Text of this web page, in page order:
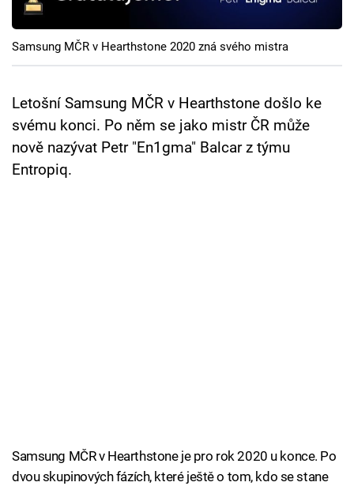
Cool Esport
Pořady
TV Program
Sledujte prima+
Přihlášení
Samsung MČR v Hearthstone 2020 zná svého mistra
Letošní Samsung MČR v Hearthstone došlo ke
svému konci. Po něm se jako mistr ČR může
nově nazývat Petr "En1gma" Balcar z týmu
Entropiq.
Samsung MČR v Hearthstone je pro rok 2020 u konce. Po
dvou skupinových fázích, které ještě o tom, kdo se stane